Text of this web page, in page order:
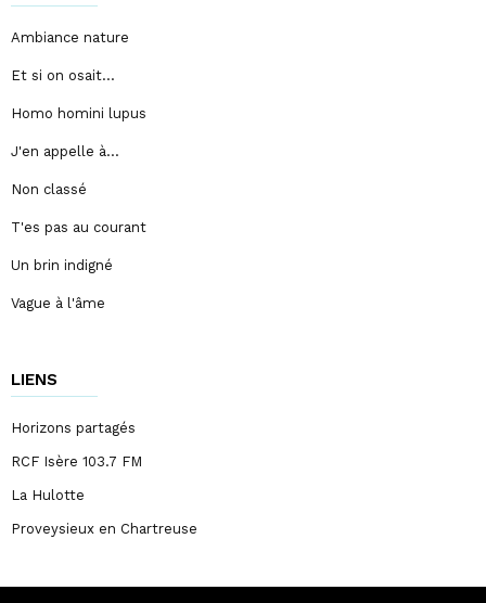
Ambiance nature
Et si on osait…
Homo homini lupus
J'en appelle à…
Non classé
T'es pas au courant
Un brin indigné
Vague à l'âme
LIENS
Horizons partagés
RCF Isère 103.7 FM
La Hulotte
Proveysieux en Chartreuse